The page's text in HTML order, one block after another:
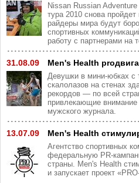
Nissan Russian
тура 2010 снова
райдеры мира будут
спортивных
работу с партнерами на
31.08.09 Men's Health
Девушки в мини-юбках с
скалолазов на стенах
рекордов — по всей
привлекающие внимание
мужского журнала.
13.07.09 Men's Health
Агентство спортивных
федеральную PR-
страны. Men's Health
и запускает проект